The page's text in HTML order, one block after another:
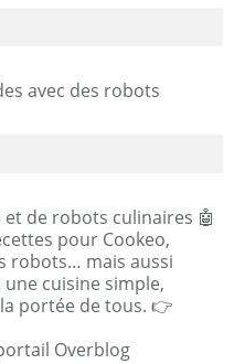
avec des robots
de robots culinaires 🤖
pour Cookeo,
robots… mais aussi
cuisine simple,
portée de tous. 👉
Overblog